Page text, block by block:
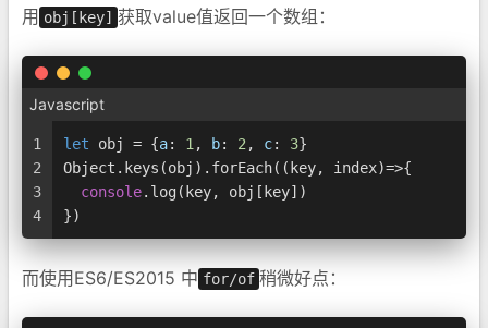
用 obj[key] 获取value值返回一个数组：
Javascript
1
2
3
4
let obj = {a: 1 , b: 2 , c: 3}
Object . keys (obj). forEach( ( key, index)=>{
console. log(key, obj[key])
})
而使用ES6/ES2015 中 for/of 稍微好点：